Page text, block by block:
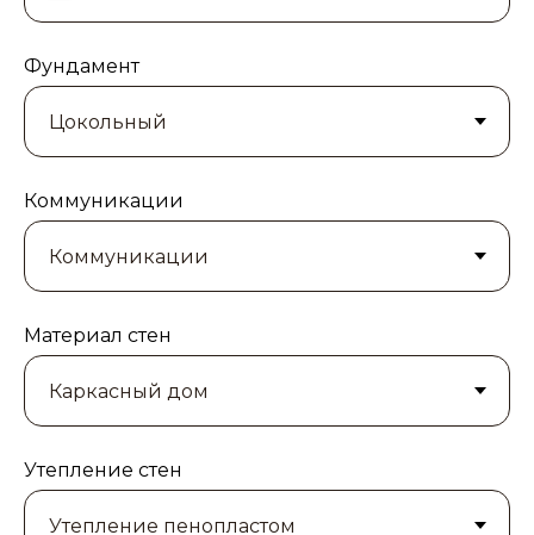
Фундамент
Коммуникации
Материал стен
Утепление стен